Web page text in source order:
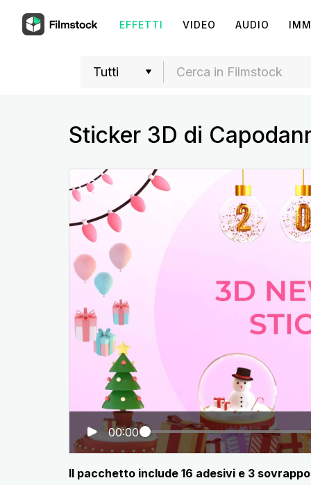
EFFETTI VIDEO AUDIO
Sticker 3D di
00:00
Il pacchetto include 16 adesivi e 3